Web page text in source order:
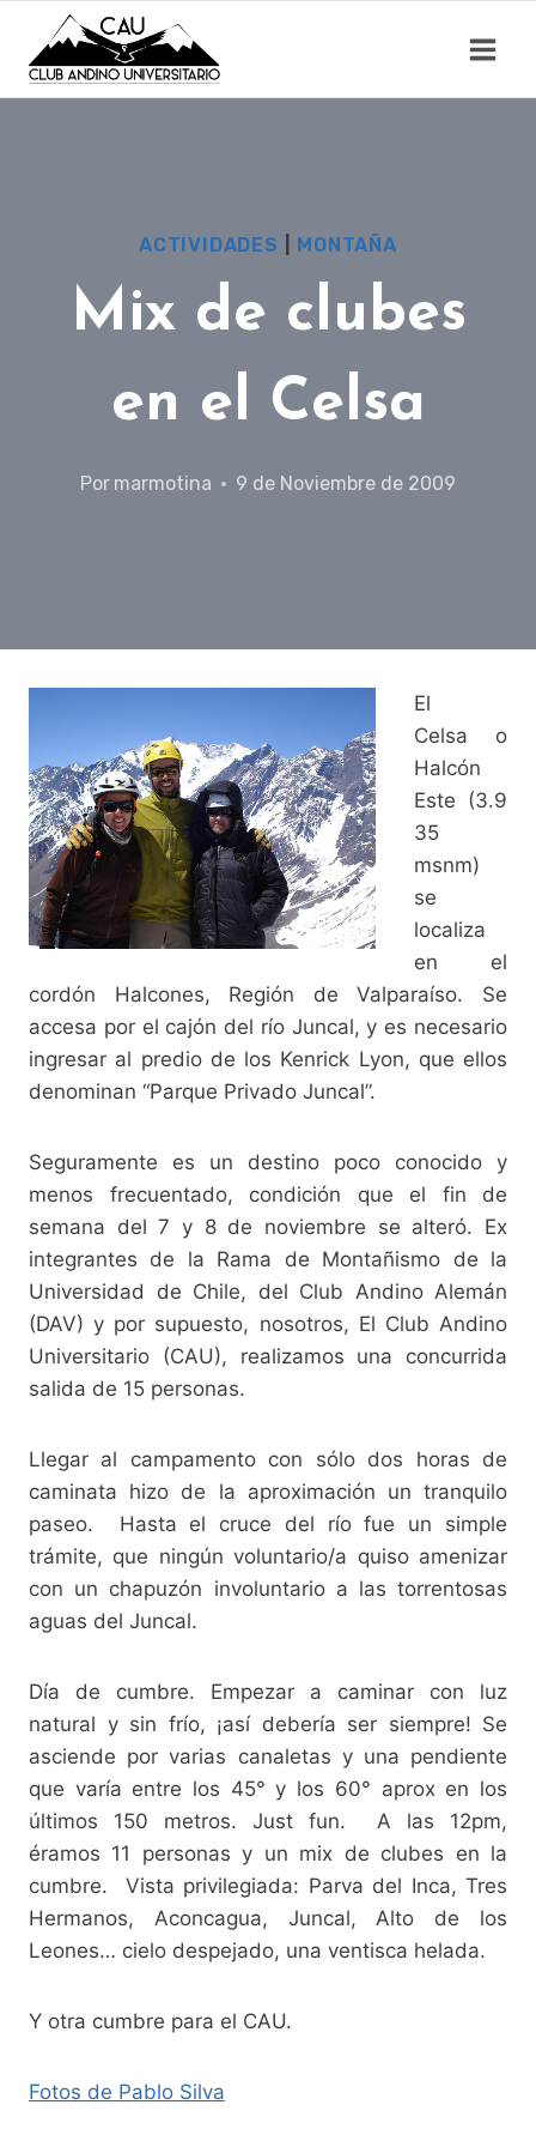
contenido
ACTIVIDADES MONTAÑA
Mix de clubes
en el Celsa
Por marmotina 9 de Noviembre de 2009
El
Celsa o
Halcón
Este (3.9
35
msnm)
se
localiza
en el
cordón Halcones, Región de Valparaíso. Se
accesa por el cajón del río Juncal, y es necesario
ingresar al predio de los Kenrick Lyon, que ellos
denominan “Parque Privado Juncal”.
Seguramente es un destino poco conocido y
menos frecuentado, condición que el fin de
semana del 7 y 8 de noviembre se alteró. Ex
integrantes de la Rama de Montañismo de la
Universidad de Chile, del Club Andino Alemán
(DAV) y por supuesto, nosotros, El Club Andino
Universitario (CAU), realizamos una concurrida
salida de 15 personas.
Llegar al campamento con sólo dos horas de
caminata hizo de la aproximación un tranquilo
paseo. Hasta el cruce del río fue un simple
trámite, que ningún voluntario/a quiso amenizar
con un chapuzón involuntario a las torrentosas
aguas del Juncal.
Día de cumbre. Empezar a caminar con luz
natural y sin frío, ¡así debería ser siempre! Se
asciende por varias canaletas y una pendiente
que varía entre los 45° y los 60° aprox en los
últimos 150 metros. Just fun. A las 12pm,
éramos 11 personas y un mix de clubes en la
cumbre. Vista privilegiada: Parva del Inca, Tres
Hermanos, Aconcagua, Juncal, Alto de los
Leones… cielo despejado, una ventisca helada.
Y otra cumbre para el CAU.
Fotos de Pablo Silva